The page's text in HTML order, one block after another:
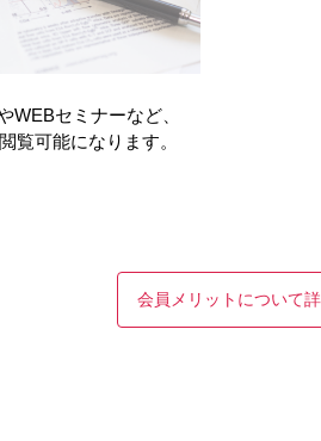
います。
り、まずは移植後にC型肝炎や肝硬
副作用が少なくなって服薬管理も容
きく変わっていませんので、こう
献しています。患者さんが元気にな
れていく様子を聞けることは、私た
患者さんによってICUが満床となり
を受けた患者さんには早めに電話再
WEBセミナーなど、
覧可能になります。
会員メリットについて